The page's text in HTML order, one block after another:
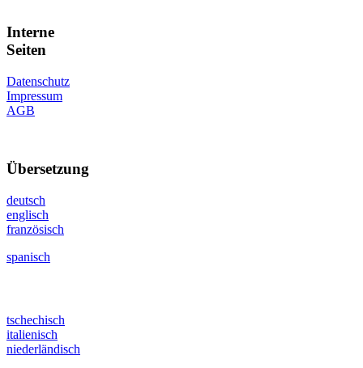
Interne
Seiten
Datenschutz
Impressum
AGB
Übersetzung
deutsch
englisch
französisch
spanisch
tschechisch
italienisch
niederländisch